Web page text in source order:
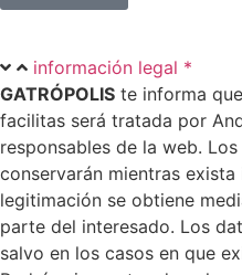
información legal *
GATRÓPOLIS te informa
facilitas será tratada por
responsables de la web.
conservarán mientras
legitimación se obtiene
parte del interesado. Los
salvo en los casos en que